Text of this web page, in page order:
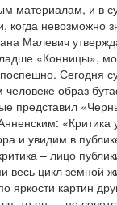
материалам, и в
когда невозможно
Малевич
«Конницы»,
Сегодня
образ
представил
«Критика
и увидим в
– лицо
цикл земной
яркости картин